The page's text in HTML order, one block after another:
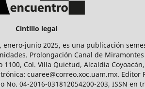
Cintillo legal
junio 2025, es una publicación
Prolongación Canal de Miramontes
Col. Villa Quietud, Alcaldía
cuaree@correo.xoc.uam.mx. Editor
No. 04-2016-031812054200-203, ISSN